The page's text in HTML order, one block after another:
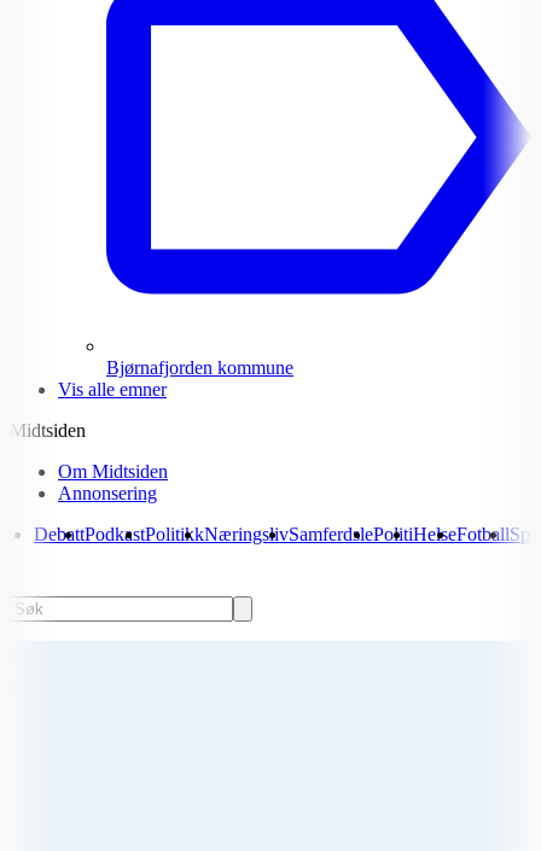
Bjørnafjorden kommune
Vis alle emner
Midtsiden
Om Midtsiden
Annonsering
DebattPodkastPolitikkNæringslivSamferdslePolitiHelseFotball